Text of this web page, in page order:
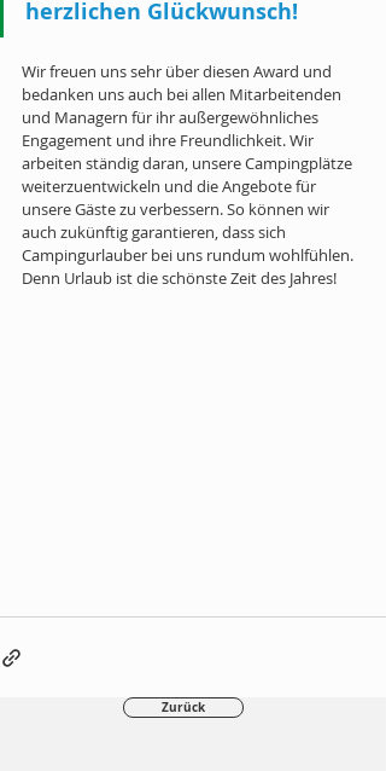
herzlichen Glückwunsch!
Wir freuen uns sehr über diesen Award und
bedanken uns auch bei allen Mitarbeitenden
und Managern für ihr außergewöhnliches
Engagement und ihre Freundlichkeit. Wir
arbeiten ständig daran, unsere Campingplätze
weiterzuentwickeln und die Angebote für
unsere Gäste zu verbessern. So können wir
auch zukünftig garantieren, dass sich
Campingurlauber bei uns rundum wohlfühlen.
Denn Urlaub ist die schönste Zeit des Jahres!
Zurück